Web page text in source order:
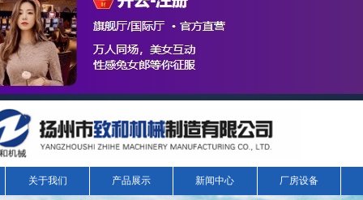
关于我们 产品展示 新闻中心 厂房设备